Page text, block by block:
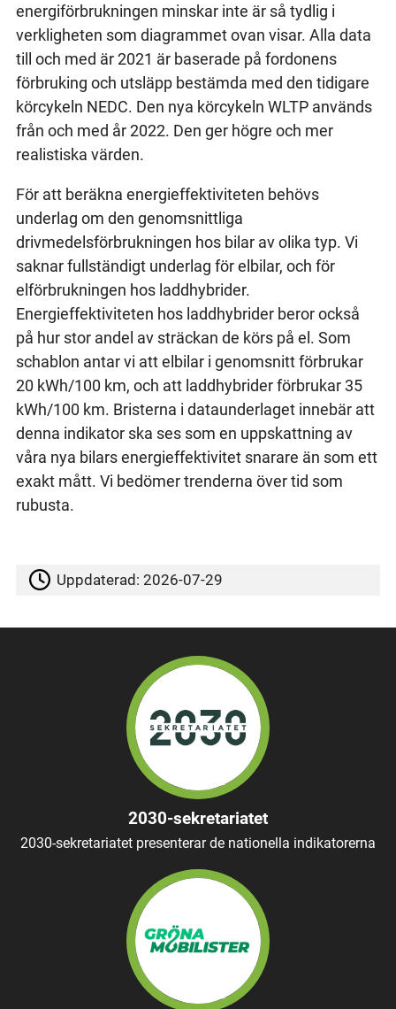
energiförbrukningen minskar inte är så tydlig i
verkligheten som diagrammet ovan visar. Alla data
till och med är 2021 är baserade på fordonens
förbruking och utsläpp bestämda med den tidigare
körcykeln NEDC. Den nya körcykeln WLTP används
från och med år 2022. Den ger högre och mer
realistiska värden.
För att beräkna energieffektiviteten behövs
underlag om den genomsnittliga
drivmedelsförbrukningen hos bilar av olika typ. Vi
saknar fullständigt underlag för elbilar, och för
elförbrukningen hos laddhybrider.
Energieffektiviteten hos laddhybrider beror också
på hur stor andel av sträckan de körs på el. Som
schablon antar vi att elbilar i genomsnitt förbrukar
20 kWh/100 km, och att laddhybrider förbrukar 35
kWh/100 km. Bristerna i dataunderlaget innebär att
denna indikator ska ses som en uppskattning av
våra nya bilars energieffektivitet snarare än som ett
exakt mått. Vi bedömer trenderna över tid som
rubusta.
Uppdaterad:2026-07-29
2030-sekretariatet
2030-sekretariatet presenterar de nationella indikatorerna